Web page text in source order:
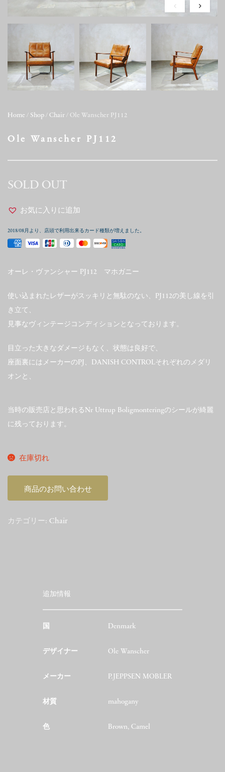
Home / Shop / Chair / Ole Wanscher PJ112
Ole Wanscher PJ112
SOLD OUT
お気に入りに追加
2018/08月より、店頭で利用出来るカード種類が増えました。
オーレ・ヴァンシャー PJ112 マホガニー
使い込まれたレザーがスッキリと無駄のない、PJ112の美し線を引
き立て、
見事なヴィンテージコンディションとなっております。
目立った大きなダメージもなく、状態は良好で、
座面裏にはメーカーのPJ、DANISH CONTROLそれぞれのメダリ
オンと、
当時の販売店と思われるNr Uttrup Boligmonteringのシールが綺麗
に残っております。
在庫切れ
商品のお問い合わせ
カテゴリー: Chair
追加情報
国 Denmark
デザイナー Ole Wanscher
メーカー P.JEPPSEN MOBLER
材質 mahogany
色 Brown, Camel